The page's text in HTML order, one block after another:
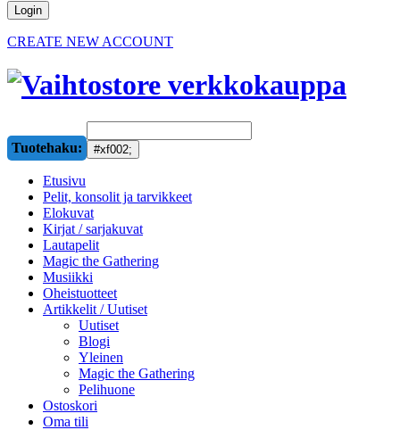
CREATE NEW ACCOUNT
Tuotehaku:
Etusivu
Pelit, konsolit ja tarvikkeet
Elokuvat
Kirjat / sarjakuvat
Lautapelit
Magic the Gathering
Musiikki
Oheistuotteet
Artikkelit / Uutiset
Uutiset
Blogi
Yleinen
Magic the Gathering
Pelihuone
Ostoskori
Oma tili